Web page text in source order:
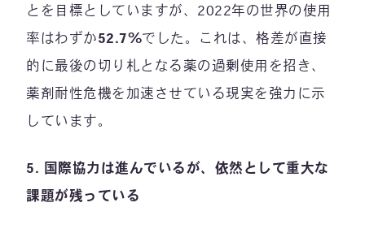
とを目標としていますが、2022年の世界の使用
率はわずか52.7%でした。これは、格差が直接
的に最後の切り札となる薬の過剰使用を招き、
薬剤耐性危機を加速させている現実を強力に示
しています。
5. 国際協力は進んでいるが、依然として重大な
課題が残っている